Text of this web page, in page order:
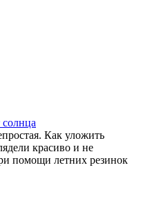
Как уложить
красиво и не
помощи летних резинок